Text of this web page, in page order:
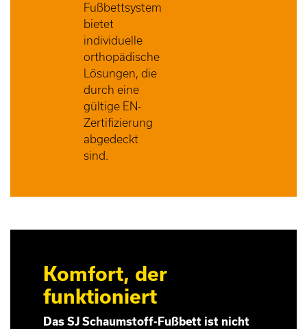
Fußbettsystem
bietet
individuelle
orthopädische
Lösungen, die
durch eine
gültige EN-
Zertifizierung
abgedeckt
sind.
Komfort, der
funktioniert
Das SJ Schaumstoff-Fußbett ist nicht